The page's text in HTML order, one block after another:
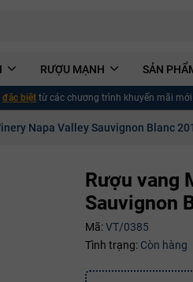
RƯỢU MẠNH SẢN
đặc biệt từ các chương trình khuyến mãi
Napa Valley Sauvignon Blanc
Rượu vang
Sauvignon
Mã:VT/0385
Tình trạng: Còn hàng